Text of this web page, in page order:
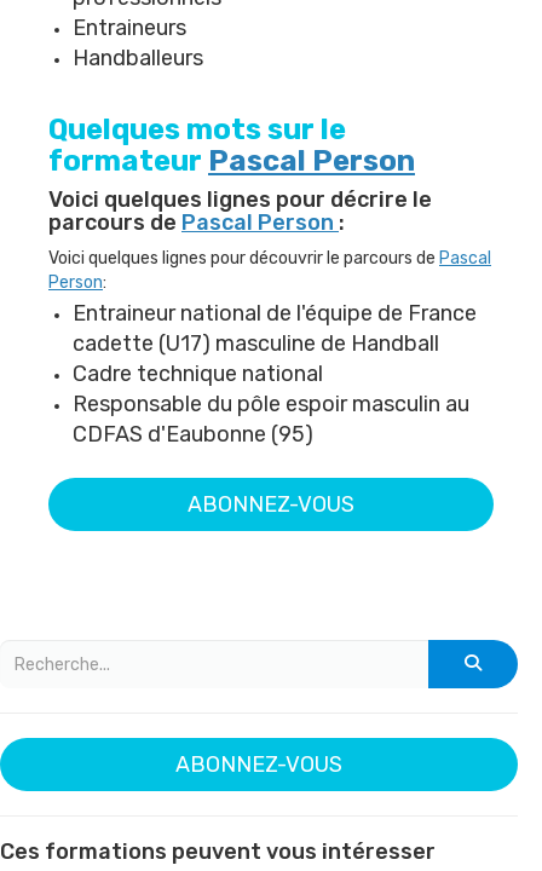
Entraineurs
Handballeurs
Quelques mots sur le
formateur Pascal Person
Voici quelques lignes pour décrire le
parcours de Pascal Person :
Voici quelques lignes pour découvrir le parcours de Pascal
Person:
Entraineur national de l'équipe de France
cadette (U17) masculine de Handball
Cadre technique national
Responsable du pôle espoir masculin au
CDFAS d'Eaubonne (95)
ABONNEZ-VOUS
ABONNEZ-VOUS
Ces formations peuvent vous intéresser